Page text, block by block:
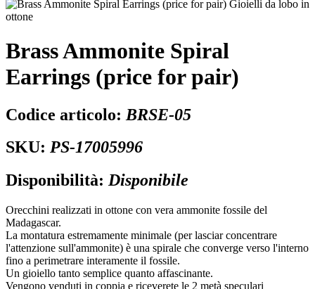
Brass Ammonite Spiral
Earrings (price for pair)
Codice articolo: BRSE-05
SKU: PS-17005996
Disponibilità: Disponibile
Orecchini realizzati in ottone con vera ammonite fossile del
Madagascar.
La montatura estremamente minimale (per lasciar concentrare
l'attenzione sull'ammonite) è una spirale che converge verso l'interno
fino a perimetrare interamente il fossile.
Un gioiello tanto semplice quanto affascinante.
Vengono venduti in coppia e riceverete le 2 metà speculari